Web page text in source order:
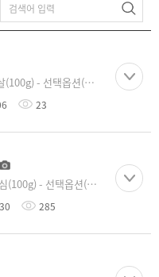
(100g) - 선택옵션(용
23
(100g) - 선택옵션(등
285